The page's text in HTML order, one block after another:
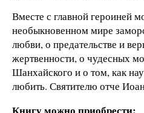
Вместе с главной героиней
необыкновенном мире
любви, о предательстве и
жертвенности, о чудесных
Шанхайского и о том, как
любить. Святителю отче